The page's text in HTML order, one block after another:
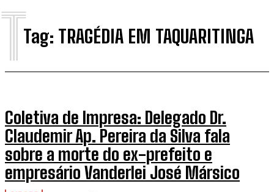
Tag: TRAGÉDIA EM TAQUARITINGA
T
Coletiva de Impresa: Delegado Dr.
Claudemir Ap. Pereira da Silva fala
sobre a morte do ex-prefeito e
empresário Vanderlei José Mársico